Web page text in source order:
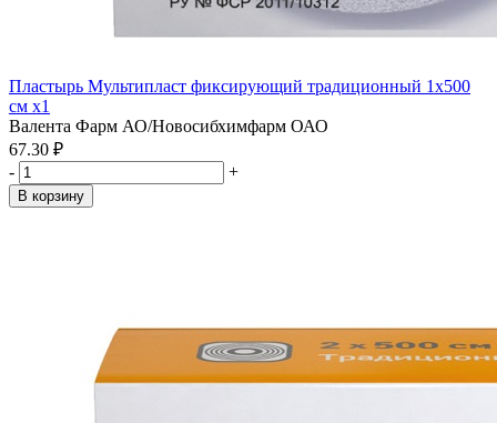
Пластырь Мультипласт фиксирующий традиционный 1х500
см x1
Валента Фарм АО/Новосибхимфарм ОАО
67.30 ₽
-
+
В корзину